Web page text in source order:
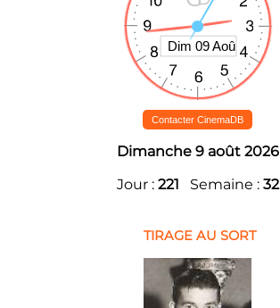
Contacter CinemaDB
Dimanche 9 août 2026
Jour : 221 Semaine : 32
TIRAGE AU SORT